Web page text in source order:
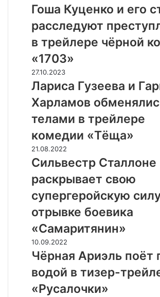
Ghibli
в
дубляже
«Студийной
банды»
и
CPI
FILMS
Куценко
его
стажёр
расследуют
преступления
в
трейлере
чёрной
комедии
Гоша Куценко и его
расследуют
в трейлере чёрной
«1703»
Лapиca
Гyзeeвa
Гapик
Xapлaмoв
обменялись
телами
в
тpeйлepe
кoмeдии
«Tёщa»
27.10.2023
Лapиca Гyзeeвa и
Xapлaмoв
телами в тpeйлepe
кoмeдии «Tёщa»
Сильвестр
Сталлоне
раскрывает
свою
супергеройскую
силу
в
отрывке
боевика
«Самаритянин»
21.08.2022
Сильвестр Сталлоне
раскрывает свою
супергеройскую
отрывке боевика
«Самаритянин»
Чёрная
Ариэль
поёт
под
водой
10.09.2022
Чёрная Ариэль поёт
водой в тизер-
«Русалочки»